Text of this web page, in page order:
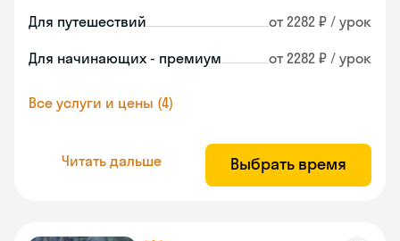
Для путешествий от 2282 ₽ / урок
Для начинающих - премиум от 2282 ₽ / урок
Все услуги и цены (4)
Читать дальше Выбрать время